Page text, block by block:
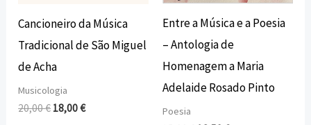
Cancioneiro da Música
Tradicional de São Miguel
de Acha
Musicologia
20,00€ 18,00€
Entre a Música e a Poesia
– Antologia de
Homenagem a Maria
Adelaide Rosado Pinto
Poesia